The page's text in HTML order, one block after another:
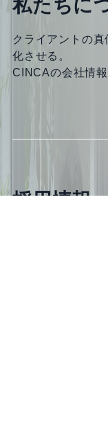
私たちに
クライアントの
化させる。
CINCAの会社情報
採用情報